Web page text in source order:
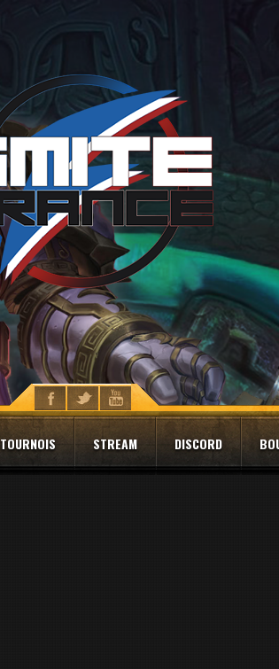
TOURNOIS STREAM DISCORD